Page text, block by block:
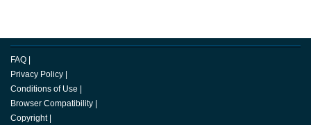
FAQ
Privacy Policy
Conditions of Use
Browser Compatibility
Copyright